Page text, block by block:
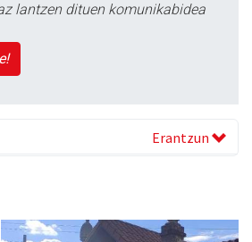
lantzen dituen komunikabidea
Erantzun